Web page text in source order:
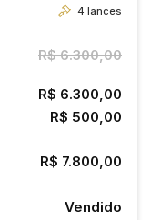
4 lances
R$ 6.300,00
R$ 6.300,00
R$ 500,00
R$ 7.800,00
Vendido